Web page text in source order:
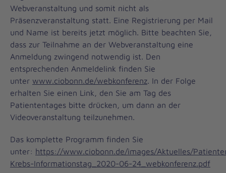
Webveranstaltung und somit nicht als
Präsenzveranstaltung statt. Eine Registrierung per Mail
und Name ist bereits jetzt möglich. Bitte beachten Sie,
dass zur Teilnahme an der Webveranstaltung eine
Anmeldung zwingend notwendig ist. Den
entsprechenden Anmeldelink finden Sie
unter www.ciobonn.de/webkonferenz. In der Folge
erhalten Sie einen Link, den Sie am Tag des
Patiententages bitte drücken, um dann an der
Videoveranstaltung teilzunehmen.
Das komplette Programm finden Sie
unter: https://www.ciobonn.de/images/Aktuelles/
Krebs-Informationstag_2020-06-24_webkonferenz.pdf